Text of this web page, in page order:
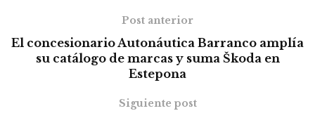
Post anterior
El concesionario Autonáutica Barranco amplía
su catálogo de marcas y suma Škoda en
Estepona
Siguiente post